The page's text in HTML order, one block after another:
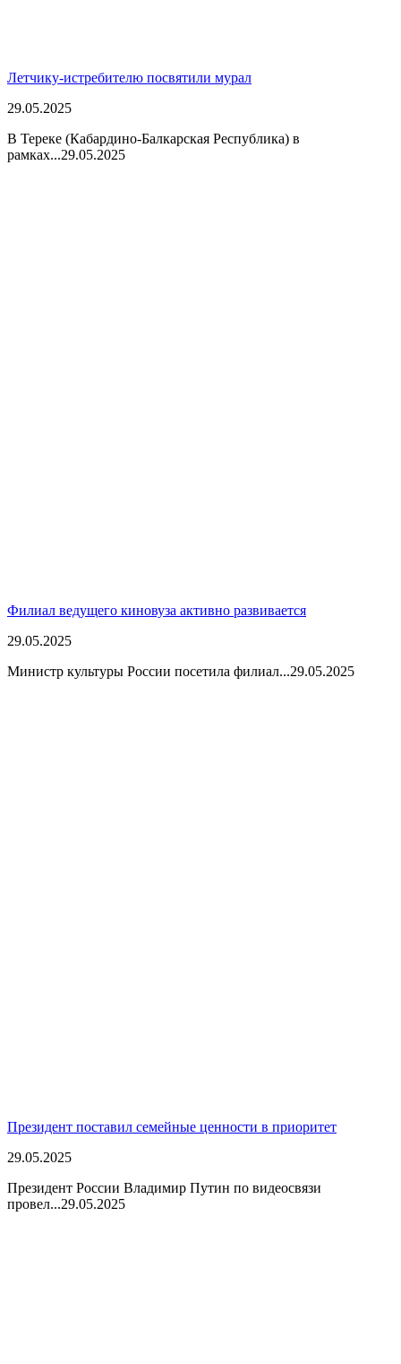
Летчику-истребителю посвятили мурал
29.05.2025
В Тереке (Кабардино-Балкарская Республика) в
рамках...29.05.2025
Филиал ведущего киновуза активно развивается
29.05.2025
Министр культуры России посетила филиал...29.05.2025
Президент поставил семейные ценности в приоритет
29.05.2025
Президент России Владимир Путин по видеосвязи
провел...29.05.2025